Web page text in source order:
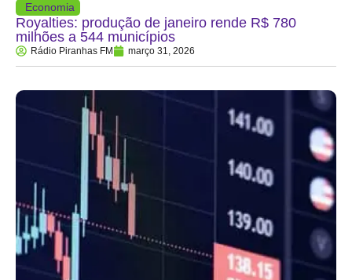
Economia
Royalties: produção de janeiro rende R$ 780
milhões a 544 municípios
Rádio Piranhas FM março 31, 2026